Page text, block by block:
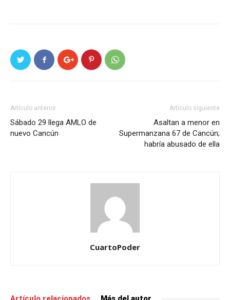
Artículo anterior
Sábado 29 llega AMLO de
nuevo Cancún
Artículo siguiente
Asaltan a menor en
Supermanzana 67 de Cancún;
habría abusado de ella
CuartoPoder